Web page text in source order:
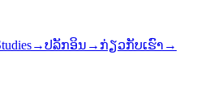
→ປລັກອິນ → ກ່ຽວກັບເຮົາ →